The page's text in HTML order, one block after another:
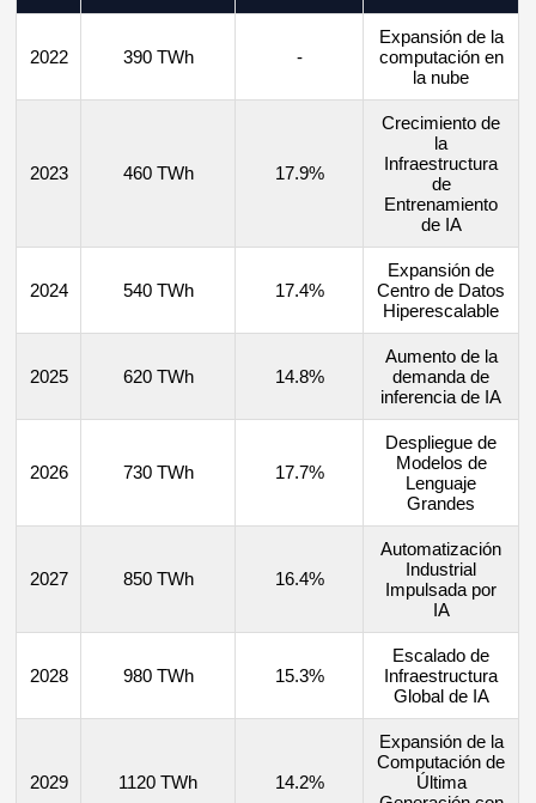
2022 390 TWh -
Expansión de la
computación en
la nube
2023 460 TWh 17.9%
Crecimiento de
la
Infraestructura
de
Entrenamiento
de IA
2024 540 TWh 17.4%
Expansión de
Centro de Datos
Hiperescalable
2025 620 TWh 14.8%
Aumento de la
demanda de
inferencia de IA
2026 730 TWh 17.7%
Despliegue de
Modelos de
Lenguaje
Grandes
2027 850 TWh 16.4%
Automatización
Industrial
Impulsada por
IA
2028 980 TWh 15.3%
Escalado de
Infraestructura
Global de IA
2029 1120 TWh 14.2%
Expansión de la
Computación de
Última